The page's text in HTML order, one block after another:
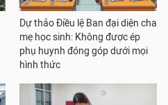
Dự thảo Điều lệ Ban đại diện cha
mẹ học sinh: Không được ép
phụ huynh đóng góp dưới mọi
hình thức